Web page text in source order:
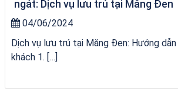
ngát: Dịch vụ lưu trú tại Măng Đen
04/06/2024
Dịch vụ lưu trú tại Măng Đen: Hướng
khách 1. […]